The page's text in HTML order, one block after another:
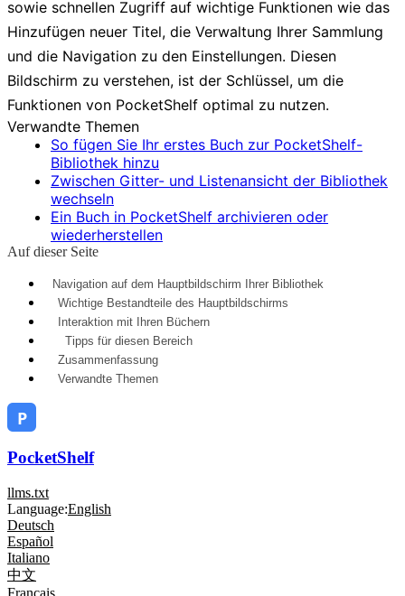
sowie schnellen Zugriff auf wichtige Funktionen wie das
Hinzufügen neuer Titel, die Verwaltung Ihrer Sammlung
und die Navigation zu den Einstellungen. Diesen
Bildschirm zu verstehen, ist der Schlüssel, um die
Funktionen von PocketShelf optimal zu nutzen.
Verwandte Themen
So fügen Sie Ihr erstes Buch zur PocketShelf-
Bibliothek hinzu
Zwischen Gitter- und Listenansicht der Bibliothek
wechseln
Ein Buch in PocketShelf archivieren oder
wiederherstellen
Auf dieser Seite
Navigation auf dem Hauptbildschirm Ihrer Bibliothek
Wichtige Bestandteile des Hauptbildschirms
Interaktion mit Ihren Büchern
Tipps für diesen Bereich
Zusammenfassung
Verwandte Themen
PocketShelf
llms.txt
Language:English
Deutsch
Español
Italiano
中文